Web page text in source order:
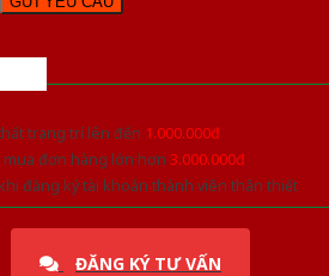
trang trí lên đến 1.000.000đ
mua đơn hàng lớn hơn 3.000.000đ
đăng ký tài khoản thành viên thân thiết
ĐĂNG KÝ TƯ VẤN